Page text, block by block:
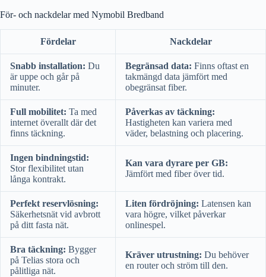
För- och nackdelar med Nymobil Bredband
Fördelar Nackdelar
Snabb installation: Du
är uppe och går på
minuter.
Begränsad data: Finns oftast en
takmängd data jämfört med
obegränsat fiber.
Full mobilitet: Ta med
internet överallt där det
finns täckning.
Påverkas av täckning:
Hastigheten kan variera med
väder, belastning och placering.
Ingen bindningstid:
Stor flexibilitet utan
långa kontrakt.
Kan vara dyrare per GB:
Jämfört med fiber över tid.
Perfekt reservlösning:
Säkerhetsnät vid avbrott
på ditt fasta nät.
Liten fördröjning: Latensen kan
vara högre, vilket påverkar
onlinespel.
Bra täckning: Bygger
på Telias stora och
pålitliga nät.
Kräver utrustning: Du behöver
en router och ström till den.